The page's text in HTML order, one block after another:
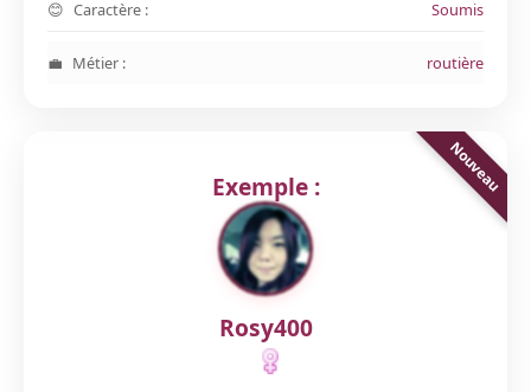
Caractère : Soumis
Métier : routière
Exemple :
Rosy400